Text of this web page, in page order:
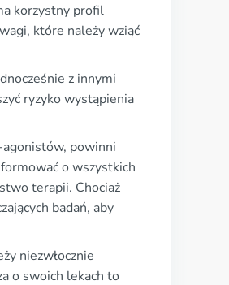
korzystny profil
które należy wziąć
z innymi
ryzyko wystąpienia
agonistów, powinni
o wszystkich
terapii. Chociaż
badań, aby
niezwłocznie
o swoich lekach to